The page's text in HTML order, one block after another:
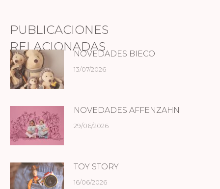
PUBLICACIONES
RELACIONADAS
NOVEDADES BIECO
13/07/2026
NOVEDADES AFFENZAHN
29/06/2026
TOY STORY
16/06/2026